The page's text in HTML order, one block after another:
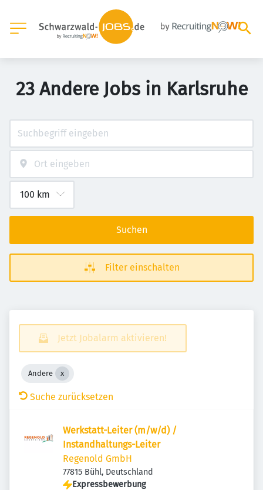
23 Andere Jobs in Karlsruhe
Suchen
Filter einschalten
Jetzt Jobalarm aktivieren!
Andere
Suche zurücksetzen
Werkstatt-Leiter (m/w/d) /
Instandhaltungs-Leiter
Regenold GmbH
77815 Bühl, Deutschland
Expressbewerbung